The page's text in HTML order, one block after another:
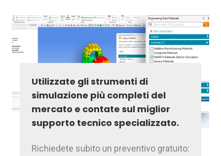
Utilizzate gli strumenti di
simulazione più completi del
mercato e contate sul miglior
supporto tecnico specializzato.
Richiedete subito un preventivo gratuito: